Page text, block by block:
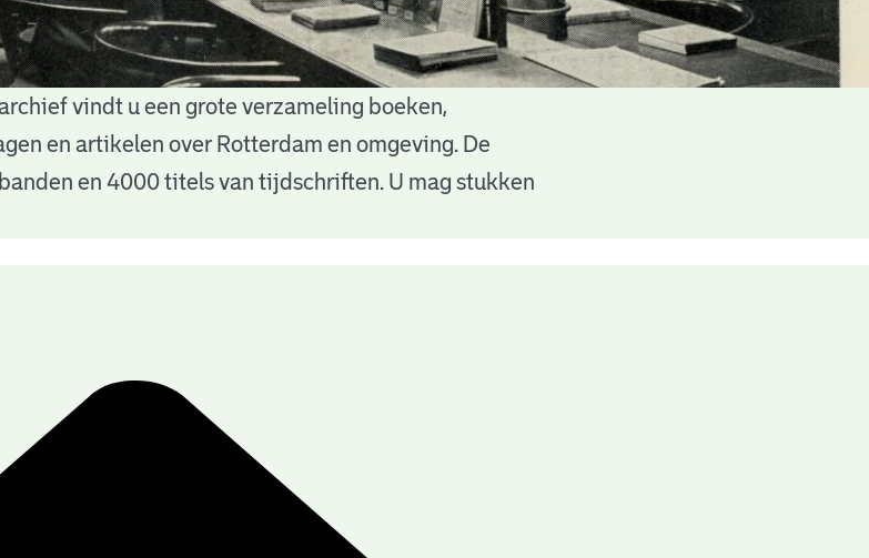
vindt u een grote verzameling boeken,
en artikelen over Rotterdam en omgeving. De
en 4000 titels van tijdschriften. U mag stukken